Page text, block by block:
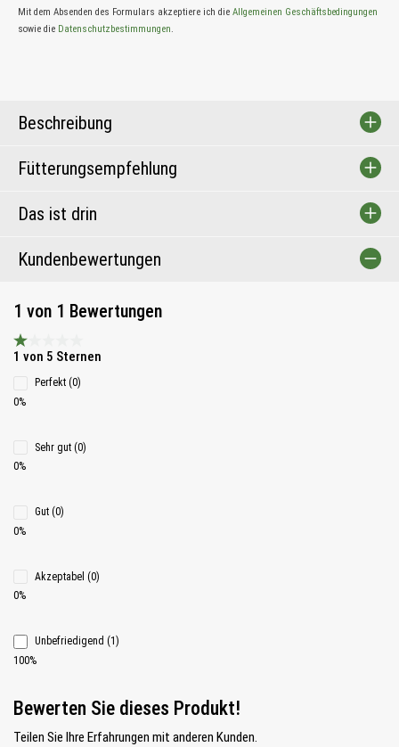
Mit dem Absenden des Formulars akzeptiere ich die Allgemeinen Geschäftsbedingungen
sowie die Datenschutzbestimmungen.
Beschreibung
Fütterungsempfehlung
Das ist drin
Kundenbewertungen
1 von 1 Bewertungen
Durchschnittliche Bewertung 1 von 5 Sternen
1 von 5 Sternen
Perfekt (0)
0%
Sehr gut (0)
0%
Gut (0)
0%
Akzeptabel (0)
0%
Unbefriedigend (1)
100%
Bewerten Sie dieses Produkt!
Teilen Sie Ihre Erfahrungen mit anderen Kunden.